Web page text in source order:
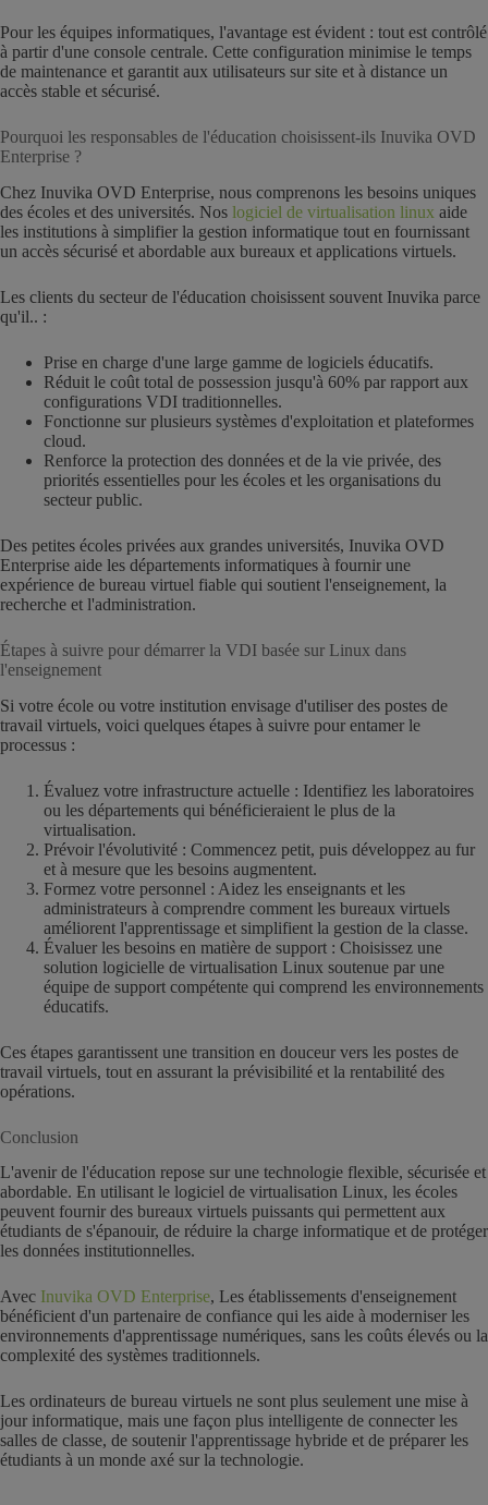
Pour les équipes informatiques, l'avantage est évident : tout est contrôlé
à partir d'une console centrale. Cette configuration minimise le temps
de maintenance et garantit aux utilisateurs sur site et à distance un
accès stable et sécurisé.
Pourquoi les responsables de l'éducation choisissent-ils Inuvika OVD
Enterprise ?
Chez Inuvika OVD Enterprise, nous comprenons les besoins uniques
des écoles et des universités. Nos logiciel de virtualisation linux aide
les institutions à simplifier la gestion informatique tout en fournissant
un accès sécurisé et abordable aux bureaux et applications virtuels.
Les clients du secteur de l'éducation choisissent souvent Inuvika parce
qu'il.. :
Prise en charge d'une large gamme de logiciels éducatifs.
Réduit le coût total de possession jusqu'à 60% par rapport aux
configurations VDI traditionnelles.
Fonctionne sur plusieurs systèmes d'exploitation et plateformes
cloud.
Renforce la protection des données et de la vie privée, des
priorités essentielles pour les écoles et les organisations du
secteur public.
Des petites écoles privées aux grandes universités, Inuvika OVD
Enterprise aide les départements informatiques à fournir une
expérience de bureau virtuel fiable qui soutient l'enseignement, la
recherche et l'administration.
Étapes à suivre pour démarrer la VDI basée sur Linux dans
l'enseignement
Si votre école ou votre institution envisage d'utiliser des postes de
travail virtuels, voici quelques étapes à suivre pour entamer le
processus :
Évaluez votre infrastructure actuelle : Identifiez les laboratoires
ou les départements qui bénéficieraient le plus de la
virtualisation.
Prévoir l'évolutivité : Commencez petit, puis développez au fur
et à mesure que les besoins augmentent.
Formez votre personnel : Aidez les enseignants et les
administrateurs à comprendre comment les bureaux virtuels
améliorent l'apprentissage et simplifient la gestion de la classe.
Évaluer les besoins en matière de support : Choisissez une
solution logicielle de virtualisation Linux soutenue par une
équipe de support compétente qui comprend les environnements
éducatifs.
Ces étapes garantissent une transition en douceur vers les postes de
travail virtuels, tout en assurant la prévisibilité et la rentabilité des
opérations.
Conclusion
L'avenir de l'éducation repose sur une technologie flexible, sécurisée et
abordable. En utilisant le logiciel de virtualisation Linux, les écoles
peuvent fournir des bureaux virtuels puissants qui permettent aux
étudiants de s'épanouir, de réduire la charge informatique et de protéger
les données institutionnelles.
Avec Inuvika OVD Enterprise, Les établissements d'enseignement
bénéficient d'un partenaire de confiance qui les aide à moderniser les
environnements d'apprentissage numériques, sans les coûts élevés ou la
complexité des systèmes traditionnels.
Les ordinateurs de bureau virtuels ne sont plus seulement une mise à
jour informatique, mais une façon plus intelligente de connecter les
salles de classe, de soutenir l'apprentissage hybride et de préparer les
étudiants à un monde axé sur la technologie.